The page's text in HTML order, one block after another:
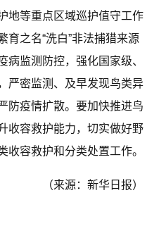
地等重点区域巡护值守工作
育之名“洗白”非法捕猎来源
病监测防控，强化国家级、
严密监测、及早发现鸟类异
防疫情扩散。要加快推进鸟
收容救护能力，切实做好野
收容救护和分类处置工作。
（来源：新华日报）